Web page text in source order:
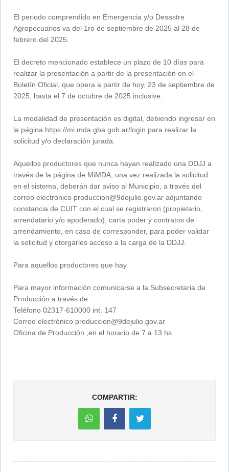
El periodo comprendido en Emergencia y/o Desastre
Agropecuarios va del 1ro de septiembre de 2025 al 28 de
febrero del 2025.
El decreto mencionado establece un plazo de 10 días para
realizar la presentación a partir de la presentación en el
Boletín Oficial, que opera a partir de hoy, 23 de septiembre de
2025, hasta el 7 de octubre de 2025 inclusive.
La modalidad de presentación es digital, debiendo ingresar en
la página https://mi.mda.gba.gob.ar/login para realizar la
solicitud y/o declaración jurada.
Aquellos productores que nunca hayan realizado una DDJJ a
través de la página de MiMDA, una vez realizada la solicitud
en el sistema, deberán dar aviso al Municipio, a través del
correo electrónico produccion@9dejulio.gov.ar adjuntando
constancia de CUIT con el cual se registraron (propietario,
arrendatario y/o apoderado), carta poder y contratos de
arrendamiento, en caso de corresponder, para poder validar
la solicitud y otorgarles acceso a la carga de la DDJJ.
Para aquellos productores que hay
Para mayor información comunicarse a la Subsecretaria de
Producción a través de:
Teléfono 02317-610000 int. 147
Correo electrónico produccion@9dejulio.gov.ar
Oficina de Producción ,en el horario de 7 a 13 hs.
COMPARTIR: